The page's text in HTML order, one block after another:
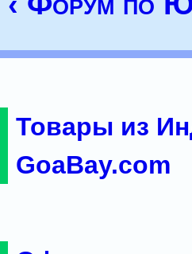
Товары из
GoaBay.com